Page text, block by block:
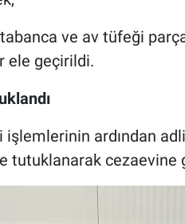
tabanca ve av tüfeği
ele geçirildi.
ardından
tutuklanarak cezaevine